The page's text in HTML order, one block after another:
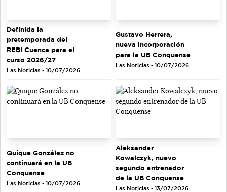
Definida la
pretemporada del
REBI Cuenca para el
curso 2026/27
Las Noticias - 10/07/2026
Gustavo Herrera,
nueva incorporación
para la UB Conquense
Las Noticias - 10/07/2026
Quique González no
continuará en la UB
Conquense
Las Noticias - 10/07/2026
Aleksander
Kowalczyk, nuevo
segundo entrenador
de la UB Conquense
Las Noticias - 13/07/2026